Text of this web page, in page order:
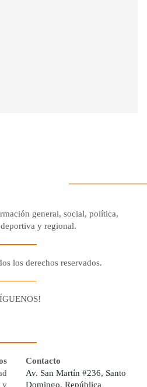
general, social, política,
y regional.
los derechos reservados.
y
Contacto
Av. San Martín #236, Santo
Domingo, República